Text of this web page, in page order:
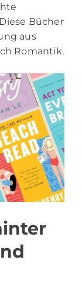
Bücher
aus
Romantik.